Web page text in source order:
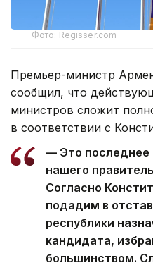
Фото: Regisser.com
Премьер-министр
сообщил, что
министров сложит
в соответствии с
— Это последнее
нашего
Согласно
подадим в
республики
кандидата,
большинством.